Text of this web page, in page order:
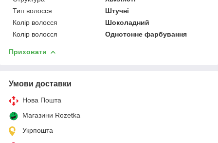
Тип волосся
Штучні
Колір волосся
Шоколадний
Колір волосся
Однотонне фарбування
Приховати
Умови доставки
Нова Пошта
Магазини Rozetka
Укрпошта